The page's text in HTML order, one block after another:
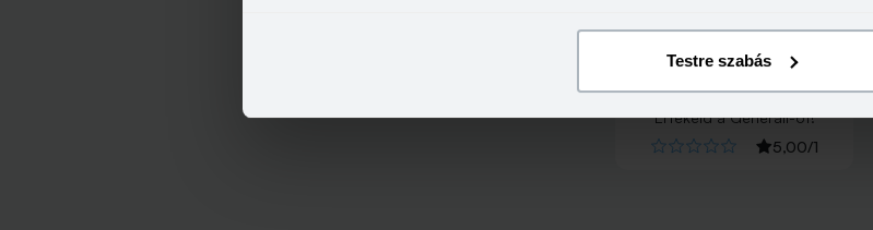
Testre szabás
Értékelda Generali-ot!
5,00/1